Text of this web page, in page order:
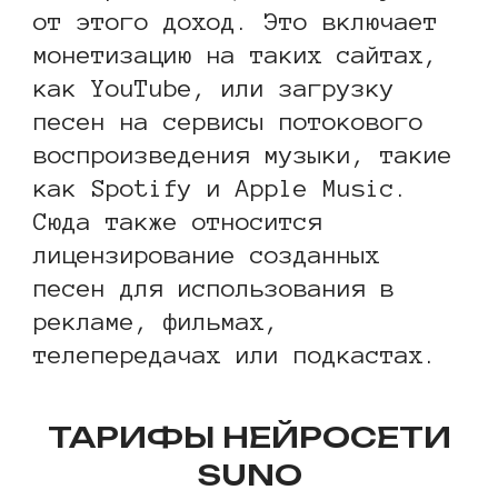
от этого доход. Это включает
монетизацию на таких сайтах,
как YouTube, или загрузку
песен на сервисы потокового
воспроизведения музыки, такие
как Spotify и Apple Music.
Сюда также относится
лицензирование созданных
песен для использования в
рекламе, фильмах,
телепередачах или подкастах.
ТАРИФЫ НЕЙРОСЕТИ
SUNO